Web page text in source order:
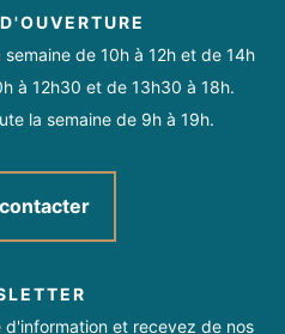
de 10h à 12h et de 14h
à 12h30 et de 13h30 à 18h.
la semaine de 9h à 19h.
et recevez de nos